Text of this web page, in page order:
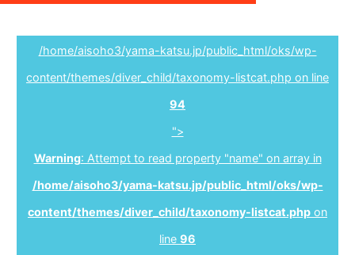
/home/aisoho3/yama-katsu.jp/public_html/oks/wp-
content/themes/diver_child/taxonomy-listcat.php on line
94
">
Warning: Attempt to read property "name" on array in
/home/aisoho3/yama-katsu.jp/public_html/oks/wp-
content/themes/diver_child/taxonomy-listcat.php on
line 96